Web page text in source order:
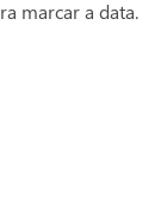
marcar a data.